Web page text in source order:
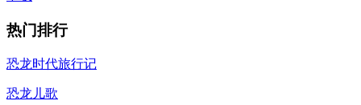
热门排行
恐龙时代旅行记
恐龙儿歌